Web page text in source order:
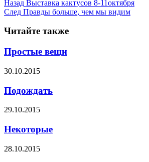
Назад Выставка кактусов 8-11октября
След Правды больше, чем мы видим
Читайте также
Простые вещи
30.10.2015
Подождать
29.10.2015
Некоторые
28.10.2015